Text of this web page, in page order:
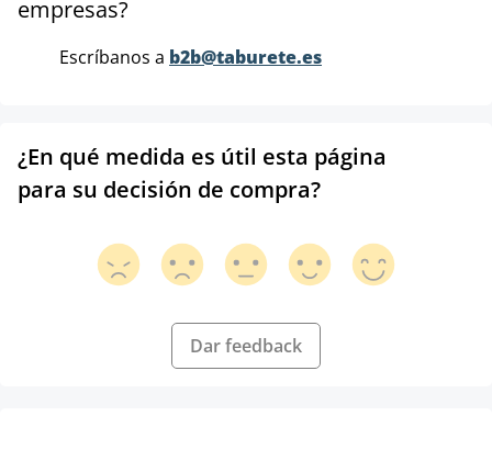
empresas?
Escríbanos a b2b@taburete.es
¿En qué medida es útil esta página
para su decisión de compra?
Dar feedback